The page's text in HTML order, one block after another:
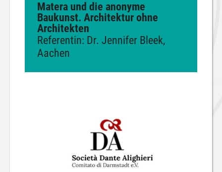
Matera und die anonyme
Baukunst. Architektur ohne
Architekten
Referentin: Dr. Jennifer Bleek,
Aachen